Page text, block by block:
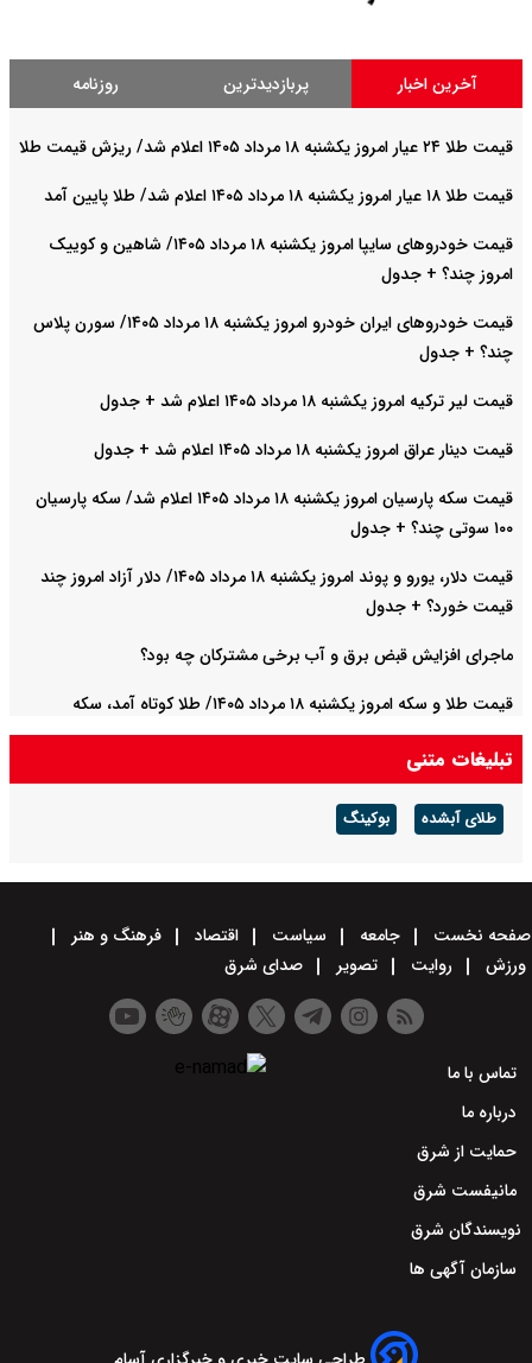
آخرین اخبار پربازدیدترین روزنامه
قیمت طلا ۲۴ عیار امروز یکشنبه ۱۸ مرداد ۱۴۰۵ اعلام شد/ ریزش قیمت طلا
قیمت طلا ۱۸ عیار امروز یکشنبه ۱۸ مرداد ۱۴۰۵ اعلام شد/ طلا پایین آمد
قیمت خودرو‌های سایپا امروز یکشنبه ۱۸ مرداد ۱۴۰۵/ شاهین و کوییک
امروز چند؟ + جدول
قیمت خودرو‌های ایران خودرو امروز یکشنبه ۱۸ مرداد ۱۴۰۵/ سورن پلاس
چند؟ + جدول
قیمت لیر ترکیه امروز یکشنبه ۱۸ مرداد ۱۴۰۵ اعلام شد + جدول
قیمت دینار عراق امروز یکشنبه ۱۸ مرداد ۱۴۰۵ اعلام شد + جدول
قیمت سکه پارسیان امروز یکشنبه ۱۸ مرداد ۱۴۰۵ اعلام شد/ سکه پارسیان
۱۰۰ سوتی چند؟ + جدول
قیمت دلار، یورو و پوند امروز یکشنبه ۱۸ مرداد ۱۴۰۵/ دلار آزاد امروز چند
قیمت خورد؟ + جدول
ماجرای افزایش قبض برق و آب برخی مشترکان چه بود؟
قیمت طلا و سکه امروز یکشنبه ۱۸ مرداد ۱۴۰۵/ طلا کوتاه آمد، سکه
میلیونی تغییر کرد + جدول
تبلیغات متنی
طلای آبشده بوکینگ
صفحه نخست جامعه سیاست اقتصاد
فرهنگ و هنر
ورزش
روایت تصویر صدای شرق
تماس با ما
درباره ما
حمایت از شرق
مانیفست شرق
نویسندگان شرق
سازمان آگهی ها